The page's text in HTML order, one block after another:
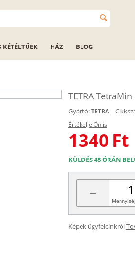
KÉTÉLTŰEK HÁZ BLOG
TETRA
Gyártó: TETRA
Értékelje Ön is
1340 Ft
KÜLDÉS 48 ÓRÁN
−
Képek ügyfeleinkről